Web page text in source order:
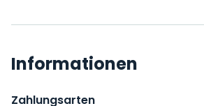
Informationen
Zahlungsarten